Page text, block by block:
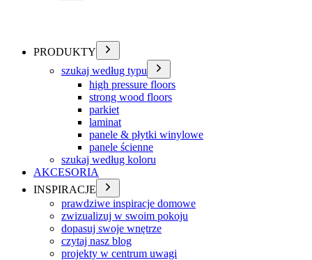
PRODUKTY
szukaj według typu
high pressure floors
strong wood floors
parkiet
laminat
panele & płytki winylowe
panele ścienne
szukaj według koloru
AKCESORIA
INSPIRACJE
prawdziwe inspiracje domowe
zwizualizuj w swoim pokoju
dopasuj swoje wnętrze
czytaj nasz blog
projekty w centrum uwagi